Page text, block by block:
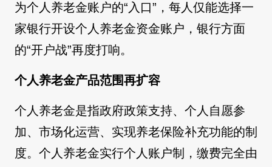
为个人养老金账户的“入口”，每人仅能选择一
家银行开设个人养老金资金账户，银行方面
的“开户战”再度打响。
个人养老金产品范围再扩容
个人养老金是指政府政策支持、个人自愿参
加、市场化运营、实现养老保险补充功能的制
度。个人养老金实行个人账户制，缴费完全由